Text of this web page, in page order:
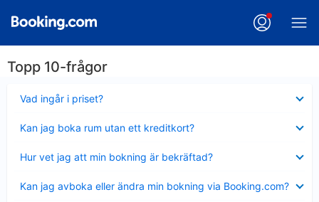
Topp 10-frågor
Vad ingår i priset?
mindre
Kan jag boka rum utan ett kreditkort?
mindre
Hur vet jag att min bokning är bekräftad?
mindre
Kan jag avboka eller ändra min bokning via Booking.com?
mindre